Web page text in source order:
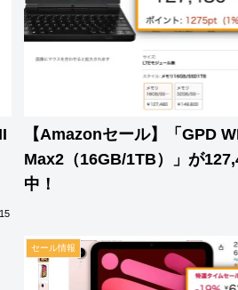
【Amazonセール】「GPD
Max2（16GB/1TB）」が
中！
セール情報